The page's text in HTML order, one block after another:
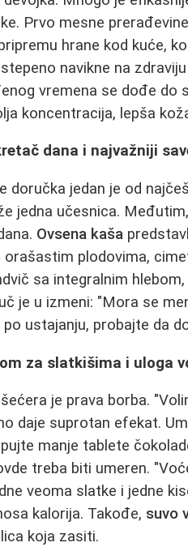
Prvo mesne
hrane kod kuće,
navikne na
vremena se dođe do
koncentracija, lepša
dana i najvažniji
doručka jedan je od
jedna učesnica.
Ovsena kaša
orašastim plodovima,
sa integralnim
je u izmeni: "Mora se
ustajanju, probajte da
za slatkišima i uloga
je prava borba.
daje suprotan efekat.
manje tablete
treba biti umeren.
veoma slatke i jedne
kalorija. Takođe, suvo
koja zasiti.